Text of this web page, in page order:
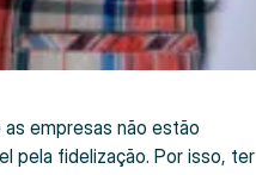
empresas não estão
pela fidelização. Por isso, ter